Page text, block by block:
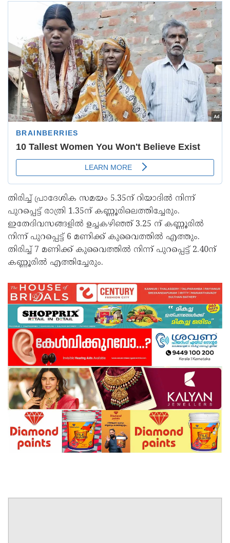
തിരിച്ച് പ്രാദേശിക സമയം 5.35ന് റിയാദില്‍ നിന്ന്
പുറപ്പെട്ട് രാത്രി 1.35ന് കണ്ണൂരിലെത്തിച്ചേരും.
ഇതേദിവസങ്ങളില്‍ ഉച്ചകഴിഞ്ഞ് 3.25 ന് കണ്ണൂരില്‍
നിന്ന് പുറപ്പെട്ട് 6 മണിക്ക് കുവൈത്തില്‍ എത്തും.
തിരിച്ച് 7 മണിക്ക് കുവൈത്തില്‍ നിന്ന് പുറപ്പെട്ട് 2.40ന്
കണ്ണൂരില്‍ എത്തിച്ചേരും.